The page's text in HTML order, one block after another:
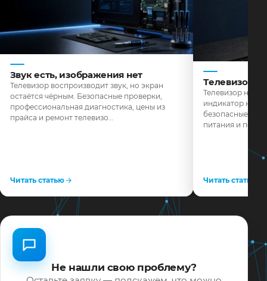
Звук есть, изображения нет
Телевизор воспроизводит звук, но экран
остаётся чёрным. Безопасные проверки,
профессиональная диагностика, цены из
прайса и ремонт телевизо…
Читать статью
Телевизор
Телевизор не
индикатор не
безопасные
питания и
Читать статью
Не нашли свою проблему?